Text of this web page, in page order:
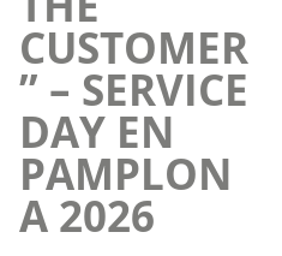
CUSTOMER
” – SERVICE
DAY EN
PAMPLON
A 2026